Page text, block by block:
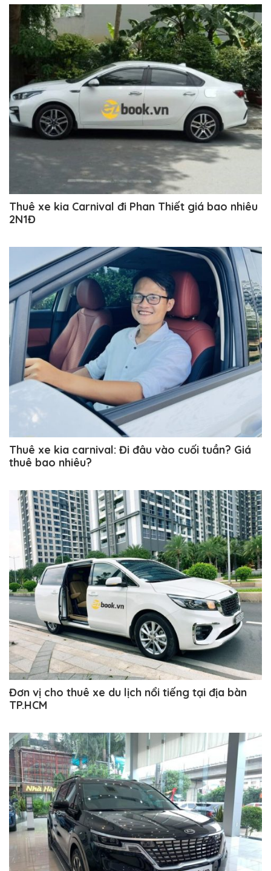
Thuê xe kia Carnival đi Phan Thiết giá bao nhiêu
2N1Đ
Thuê xe kia carnival: Đi đâu vào cuối tuần? Giá
thuê bao nhiêu?
Đơn vị cho thuê xe du lịch nổi tiếng tại địa bàn
TP.HCM